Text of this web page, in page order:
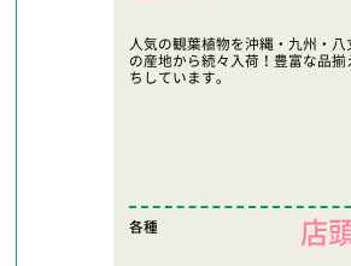
人気の観葉植物を沖縄・九州・八
の産地から続々入荷！豊富な品揃
ちしています。
各種 店